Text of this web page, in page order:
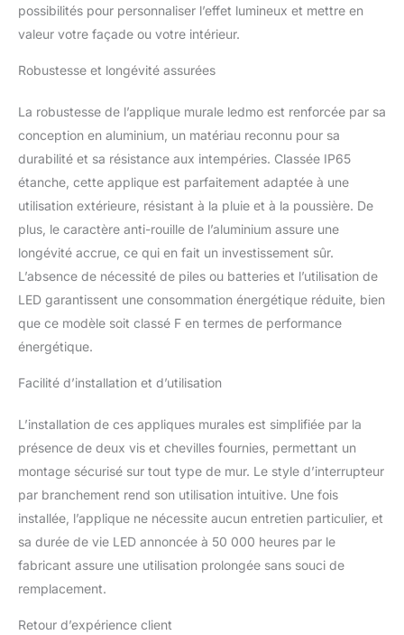
résiste au vent et à la
pluie, au sable et à la
toutes sortes de
météorologiques
produit utilise une source
de lumière COB de haute
qualité avec une
production de haute
efficacité et de faible
chaleur. Longue durée de
vie. Alimentation étanche
intégrée, peut stabiliser le
courant de sortie et
lumineuse. La durée
supérieure à 50 000
facile】 Avec instructions
d'installation détaillées
(Français et anglais),
vous pouvez facilement
monter la Applique
Murale Intérieure sur la
surface du mur. Mais il
est recommandé de
possibilités pour personnaliser l’effet lumineux et mettre en
valeur votre façade ou votre intérieur.
Robustesse et longévité assurées
La robustesse de l’applique murale ledmo est renforcée par sa
conception en aluminium, un matériau reconnu pour sa
durabilité et sa résistance aux intempéries. Classée IP65
étanche, cette applique est parfaitement adaptée à une
utilisation extérieure, résistant à la pluie et à la poussière. De
plus, le caractère anti-rouille de l’aluminium assure une
longévité accrue, ce qui en fait un investissement sûr.
L’absence de nécessité de piles ou batteries et l’utilisation de
LED garantissent une consommation énergétique réduite, bien
que ce modèle soit classé F en termes de performance
énergétique.
Facilité d’installation et d’utilisation
L’installation de ces appliques murales est simplifiée par la
présence de deux vis et chevilles fournies, permettant un
montage sécurisé sur tout type de mur. Le style d’interrupteur
par branchement rend son utilisation intuitive. Une fois
installée, l’applique ne nécessite aucun entretien particulier, et
sa durée de vie LED annoncée à 50 000 heures par le
fabricant assure une utilisation prolongée sans souci de
remplacement.
Retour d’expérience client